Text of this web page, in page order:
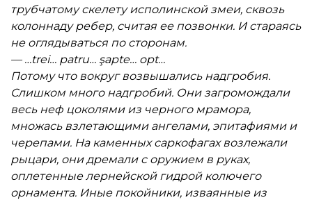
трубчатому скелету исполинской змеи, сквозь
колоннаду ребер, считая ее позвонки. И стараясь
не оглядываться по сторонам.
— …trei… patru… şapte… opt…
Потому что вокруг возвышались надгробия.
Слишком много надгробий. Они загромождали
весь неф цоколями из черного мрамора,
множась взлетающими ангелами, эпитафиями и
черепами. На каменных саркофагах возлежали
рыцари, они дремали с оружием в руках,
оплетенные лернейской гидрой колючего
орнамента. Иные покойники, изваянные из